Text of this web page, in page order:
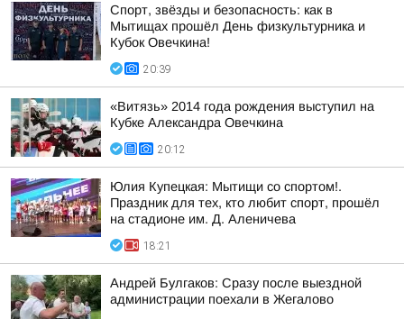
Спорт, звёзды и безопасность: как в
Мытищах прошёл День физкультурника и
Кубок Овечкина!
20:39
«Витязь» 2014 года рождения выступил на
Кубке Александра Овечкина
20:12
Юлия Купецкая: Мытищи со спортом!.
Праздник для тех, кто любит спорт, прошёл
на стадионе им. Д. Аленичева
18:21
Андрей Булгаков: Сразу после выездной
администрации поехали в Жегалово